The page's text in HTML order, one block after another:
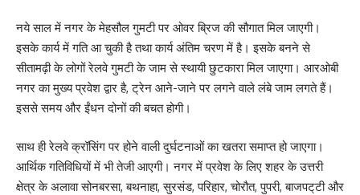
नये साल में नगर के मेहसौल गुमटी पर ओवर ब्रिज की सौगात मिल जाएगी।
इसके कार्य में गति आ चुकी है तथा कार्य अंतिम चरण में है। इसके बनने से
सीतामढ़ी के लोगों रेलवे गुमटी के जाम से स्थायी छुटकारा मिल जाएगा। आरओबी
नगर का मुख्य प्रवेश द्वार है, ट्रेन आने-जाने पर लगने वाले लंबे जाम लगते हैं।
इससे समय और ईंधन दोनों की बचत होगी।
साथ ही रेलवे क्रॉसिंग पर होने वाली दुर्घटनाओं का खतरा समाप्त हो जाएगा।
आर्थिक गतिविधियों में भी तेजी आएगी। नगर में प्रवेश के लिए शहर के उत्तरी
क्षेत्र के अलावा सोनबरसा, बथनाहा, सुरसंड, परिहार, चोरौत, पुपरी, बाजपट्‌टी और